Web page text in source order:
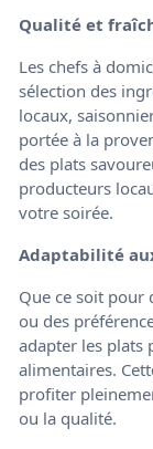
Qualité et
Les chefs à
sélection des
locaux,
portée à la
des plats
producteurs
votre soirée.
Adaptabilité
Que ce soit pour
ou des
adapter les plats
alimentaires.
profiter
ou la qualité.